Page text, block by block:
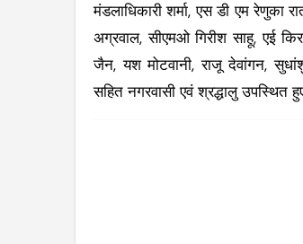
मंडलाधिकारी शर्मा, एस डी एम रेणुका
अग्रवाल, सीएमओ गिरीश साहू, एई
जैन, यश मोटवानी, राजू देवांगन,
सहित नगरवासी एवं श्रद्धालु उपस्थित